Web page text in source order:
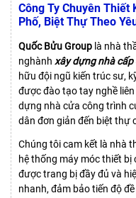
Công Ty Chuyên Thiết
Phố, Biệt Thự Theo
Quốc Bửu Group là nhà
nghành xây dựng nhà
hữu đội ngũ kiến trúc sư,
được đào tạo tay nghề
dựng nhà cửa công trình
dân đơn giản đến biệt thự
Chúng tôi cam kết là nhà
hệ thống máy móc thiết
được trang bị đầy đủ và
nhanh, đảm bảo tiến độ